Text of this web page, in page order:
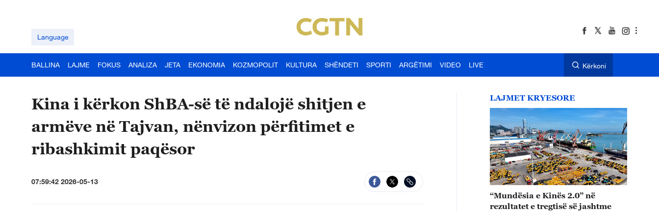
Language
BALLINA LAJME FOKUS ANALIZA JETA EKONOMIA KOZMOPOLIT KULTURA SHËNDETI SPORTI ARGËTIMI VIDEO LIVE Kërkoni
Kina i kërkon ShBA-së të ndalojë shitjen e
armëve në Tajvan, nënvizon përfitimet e
ribashkimit paqësor
07:59:42 2026-05-13
LAJMET KRYESORE
“Mundësia e Kinës 2.0” në
rezultatet e tregtisë së jashtme